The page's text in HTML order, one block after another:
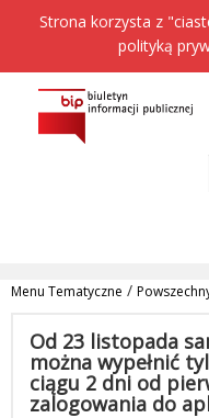
Strona korzysta z
polityką
Menu Tematyczne /
Od 23 listopada
można wypełnić
ciągu 2 dni od
zalogowania do